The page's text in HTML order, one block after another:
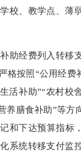
校、教学点、薄
经费列入转移
格按照“公用经费
活补助”“农村校
养膳食补助”等方
和下达预算指标
系统转移支付监